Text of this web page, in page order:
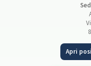
Apri